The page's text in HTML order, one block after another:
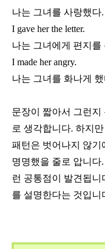
나는 그녀를 사랑했다.
I gave her the letter.
나는 그녀에게 편지를
I made her angry.
나는 그녀를 화나게
문장이 짧아서 그런
로 생각합니다. 하지
패턴은 벗어나지 않기
명명했을 줄로 압니다.
런 공통점이 발견됩니
를 설명한다는 것입니